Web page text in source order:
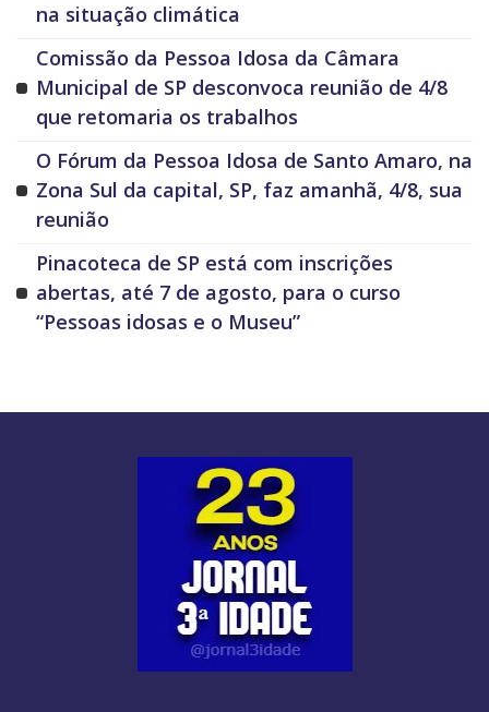
na situação climática
Comissão da Pessoa Idosa da Câmara
Municipal de SP desconvoca reunião de 4/8
que retomaria os trabalhos
O Fórum da Pessoa Idosa de Santo Amaro, na
Zona Sul da capital, SP, faz amanhã, 4/8, sua
reunião
Pinacoteca de SP está com inscrições
abertas, até 7 de agosto, para o curso
“Pessoas idosas e o Museu”